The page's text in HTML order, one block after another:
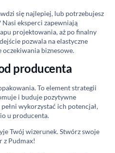
się najlepiej, lub potrzebujesz
eksperci zapewniają
projektowania, aż po finalny
pozwala na elastyczne
oczekiwania biznesowe.
producenta
To element strategii
i buduje pozytywne
wykorzystać ich potencjał,
u producenta.
Twój wizerunek. Stwórz swoje
z Pudmax!